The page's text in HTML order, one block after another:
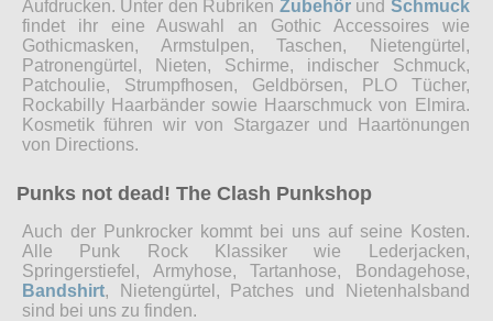
Aufdrucken. Unter den Rubriken Zubehörund Schmuck
findet ihr eine Auswahl an Gothic Accessoires wie
Gothicmasken, Armstulpen, Taschen, Nietengürtel,
Patronengürtel, Nieten, Schirme, indischer Schmuck,
Patchoulie, Strumpfhosen, Geldbörsen, PLO Tücher,
Rockabilly Haarbänder sowie Haarschmuck von Elmira.
Kosmetik führen wir von Stargazer und Haartönungen
von Directions.
Punks not dead! The Clash Punkshop
Auch der Punkrocker kommt bei uns auf seine Kosten.
Alle Punk Rock Klassiker wie Lederjacken,
Springerstiefel, Armyhose, Tartanhose, Bondagehose,
Bandshirt, Nietengürtel, Patches und Nietenhalsband
sind bei uns zu finden.